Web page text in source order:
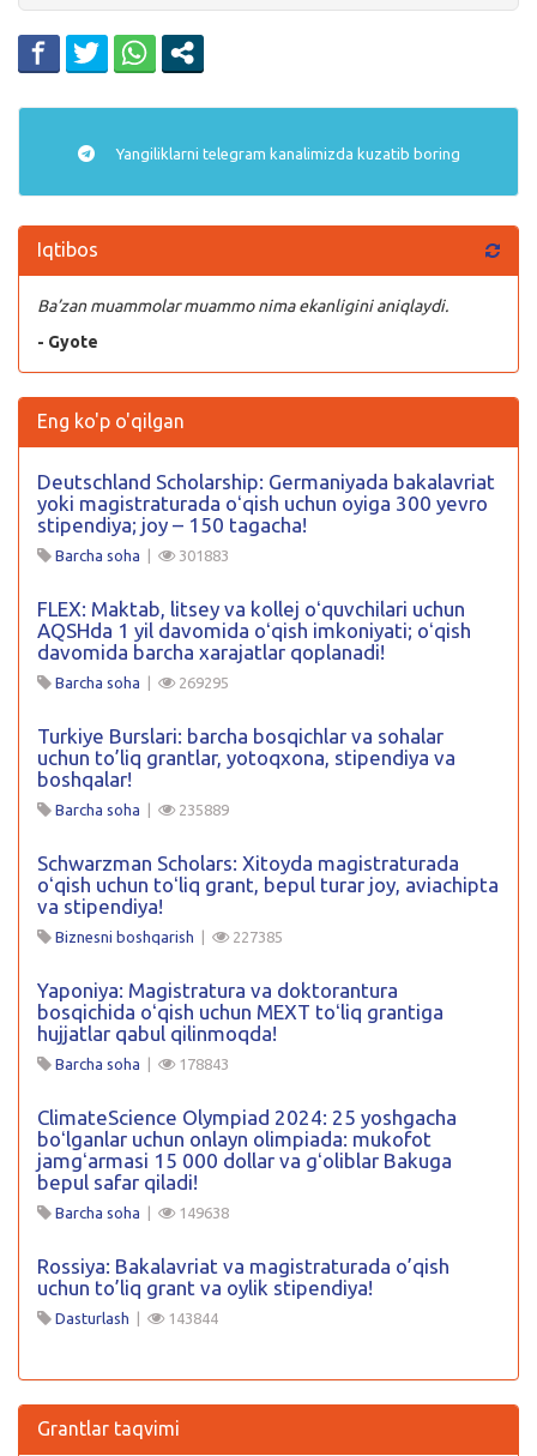
Yangiliklarni telegram kanalimizda kuzatib boring
Iqtibos
Ba’zan muammolar muammo nima ekanligini aniqlaydi.
- Gyote
Eng ko'p o'qilgan
Deutschland Scholarship: Germaniyada bakalavriat
yoki magistraturada oʻqish uchun oyiga 300 yevro
stipendiya; joy – 150 tagacha!
Barcha soha | 301883
FLEX: Maktab, litsey va kollej oʻquvchilari uchun
AQSHda 1 yil davomida oʻqish imkoniyati; oʻqish
davomida barcha xarajatlar qoplanadi!
Barcha soha | 269295
Turkiye Burslari: barcha bosqichlar va sohalar
uchun to’liq grantlar, yotoqxona, stipendiya va
boshqalar!
Barcha soha | 235889
Schwarzman Scholars: Xitoyda magistraturada
oʻqish uchun toʻliq grant, bepul turar joy, aviachipta
va stipendiya!
Biznesni boshqarish | 227385
Yaponiya: Magistratura va doktorantura
bosqichida oʻqish uchun MEXT toʻliq grantiga
hujjatlar qabul qilinmoqda!
Barcha soha | 178843
ClimateScience Olympiad 2024: 25 yoshgacha
boʻlganlar uchun onlayn olimpiada: mukofot
jamgʻarmasi 15 000 dollar va gʻoliblar Bakuga
bepul safar qiladi!
Barcha soha | 149638
Rossiya: Bakalavriat va magistraturada o’qish
uchun to’liq grant va oylik stipendiya!
Dasturlash | 143844
Grantlar taqvimi